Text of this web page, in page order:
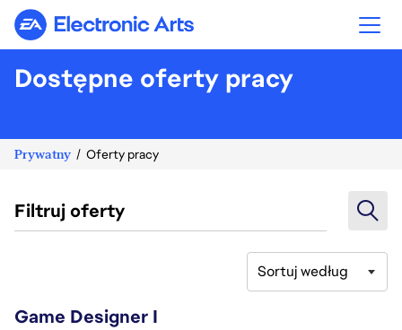
Electronic Arts
Dostępne oferty pracy
Prywatny Oferty pracy
Filtruj oferty
Sortuj według
Game Designer I